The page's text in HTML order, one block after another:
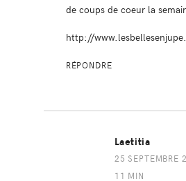
de coups de coeur la
http://
RÉPONDRE
Laetitia
25 SEPTEMBRE
11 MIN